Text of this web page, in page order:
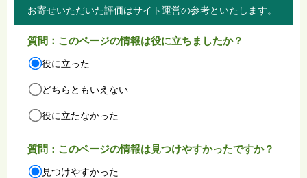
お寄せいただいた評価はサイト運営の参考といたします。
質問：このページの情報は役に立ちましたか？
役に立った
どちらともいえない
役に立たなかった
質問：このページの情報は見つけやすかったですか？
見つけやすかった